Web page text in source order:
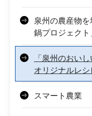
泉州の農産物
鍋プロジェクト
「泉州のおい
オリジナルレシ
スマート農業